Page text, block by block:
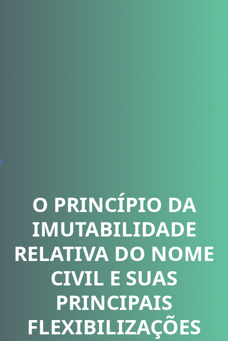
O PRINCÍPIO DA
IMUTABILIDADE
RELATIVA DO NOME
CIVIL E SUAS
PRINCIPAIS
FLEXIBILIZAÇÕES